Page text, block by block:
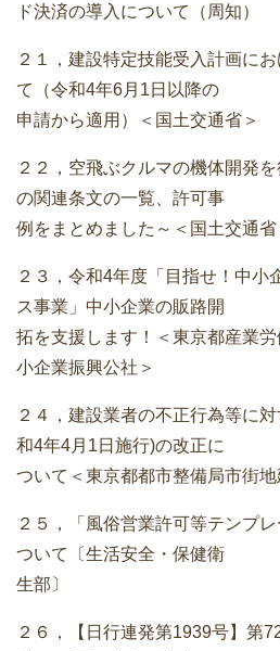
ド決済の導入について（周知）
２１，建設特定技能受入計画に
て（令和4年6月1日以降の
申請から適用）＜国土交通省＞
２２，空飛ぶクルマの機体開発
の関連条文の一覧、許可事
例をまとめました～＜国土交通省
２３，令和4年度「目指せ！中小
ス事業」中小企業の販路開
拓を支援します！＜東京都産業
小企業振興公社＞
２４，建設業者の不正行為等に
和4年4月1日施行)の改正に
ついて＜東京都都市整備局市街地
２５，「風俗営業許可等テンプ
ついて〔生活安全・保健衛
生部〕
２６，【日行連発第1939号】第